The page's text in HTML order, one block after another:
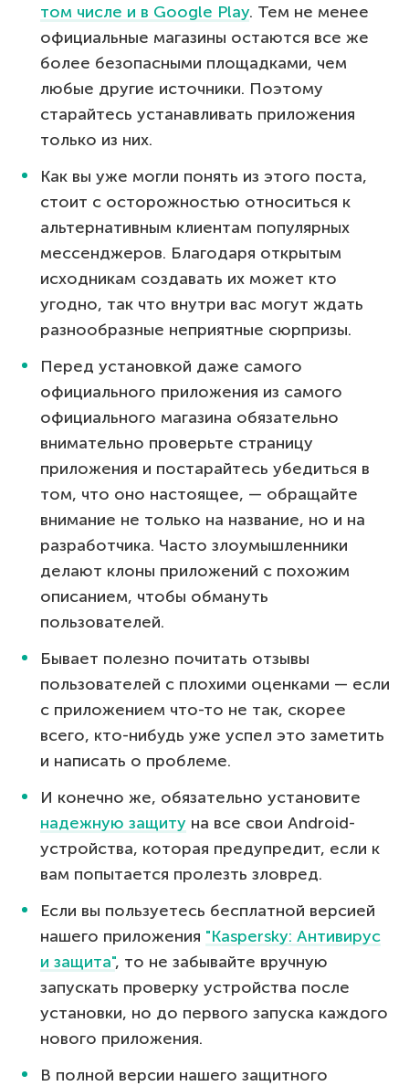
том числе и в Google Play. Тем не менее
официальные магазины остаются все же
более безопасными площадками, чем
любые другие источники. Поэтому
старайтесь устанавливать приложения
только из них.
Как вы уже могли понять из этого поста,
стоит с осторожностью относиться к
альтернативным клиентам популярных
мессенджеров. Благодаря открытым
исходникам создавать их может кто
угодно, так что внутри вас могут ждать
разнообразные неприятные сюрпризы.
Перед установкой даже самого
официального приложения из самого
официального магазина обязательно
внимательно проверьте страницу
приложения и постарайтесь убедиться в
том, что оно настоящее, — обращайте
внимание не только на название, но и на
разработчика. Часто злоумышленники
делают клоны приложений с похожим
описанием, чтобы обмануть
пользователей.
Бывает полезно почитать отзывы
пользователей с плохими оценками — если
с приложением что-то не так, скорее
всего, кто-нибудь уже успел это заметить
и написать о проблеме.
И конечно же, обязательно установите
надежную защиту на все свои Android-
устройства, которая предупредит, если к
вам попытается пролезть зловред.
Если вы пользуетесь бесплатной версией
нашего приложения "Kaspersky: Антивирус
и защита", то не забывайте вручную
запускать проверку устройства после
установки, но до первого запуска каждого
нового приложения.
В полной версии нашего защитного